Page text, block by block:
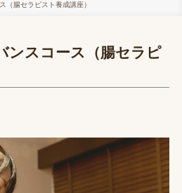
（腸セラピスト養成講座）
ンスコース（腸セラピ